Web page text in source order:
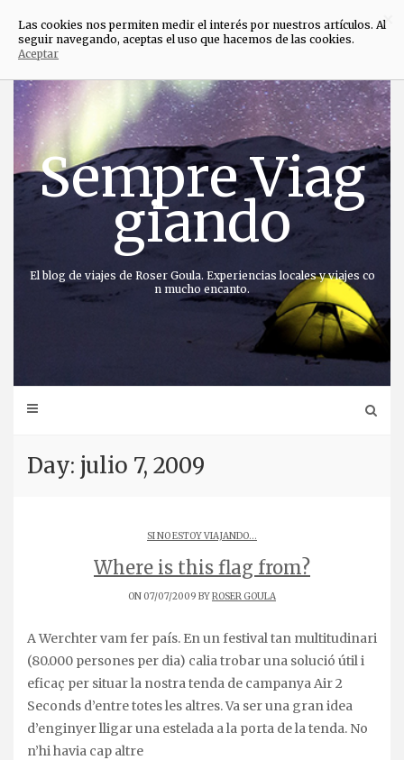
contenido
Sempre Viag
giando
El blog de viajes de Roser Goula. Experiencias locales y viajes co
n mucho encanto.
Day: julio 7, 2009
SI NO ESTOY VIAJANDO...
Where is this flag from?
ON 07/07/2009 BYROSER GOULA
A Werchter vam fer país. En un festival tan multitudinari
(80.000 persones per dia) calia trobar una solució útil i
eficaç per situar la nostra tenda de campanya Air 2
Seconds d’entre totes les altres. Va ser una gran idea
d’enginyer lligar una estelada a la porta de la tenda. No
n’hi havia cap altre
×
Las cookies nos permiten medir el interés por nuestros artículos. Al
seguir navegando, aceptas el uso que hacemos de las cookies.
Aceptar